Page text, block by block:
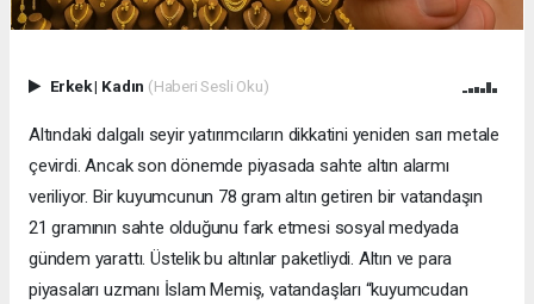
Erkek| Kadın (Haberi Sesli Oku)
Altındaki dalgalı seyir yatırımcıların dikkatini yeniden sarı metale
çevirdi. Ancak son dönemde piyasada sahte altın alarmı
veriliyor. Bir kuyumcunun 78 gram altın getiren bir vatandaşın
21 gramının sahte olduğunu fark etmesi sosyal medyada
gündem yarattı. Üstelik bu altınlar paketliydi. Altın ve para
piyasaları uzmanı İslam Memiş, vatandaşları “kuyumcudan